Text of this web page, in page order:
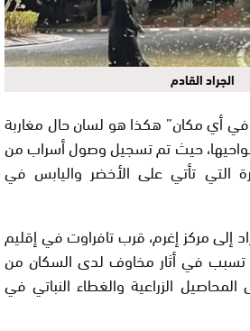
الجراد القادم
في أي مكان” هكذا هو لسان حال مغاربة
حيث تم تسجيل وصول أسراب من
التي تأتي على الأخضر واليابس في
مركز إغرم، قرب تافراوت في إقليم
تسبب في أثار مخاوف لدى السكان من
المحاصيل الزراعية والغطاء النباتي في